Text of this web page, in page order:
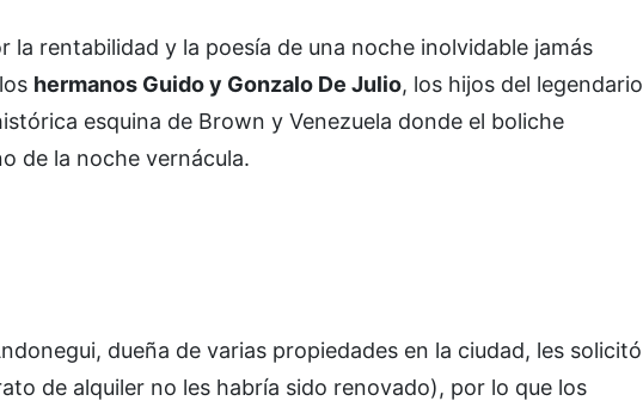
rentabilidad y la poesía de una noche inolvidable jamás
hermanos Guido y Gonzalo De Julio, los hijos del legendario
esquina de Brown y Venezuela donde el boliche
de la noche vernácula.
dueña de varias propiedades en la ciudad, les solicitó
de alquiler no les habría sido renovado), por lo que los